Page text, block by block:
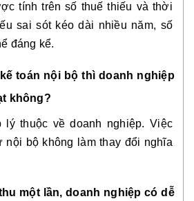
tính trên số thuế thiếu và thời
sai sót kéo dài nhiều năm, số
đáng kể.
toán nội bộ thì doanh nghiệp
không?
lý thuộc về doanh nghiệp. Việc
nội bộ không làm thay đổi nghĩa
một lần, doanh nghiệp có dễ